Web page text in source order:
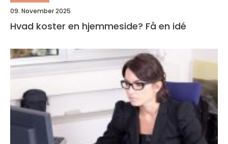
09. November 2025
Hvad koster en hjemmeside? Få en idé